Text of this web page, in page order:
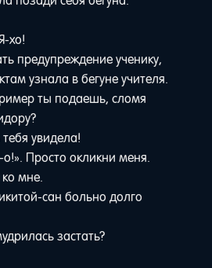
хо!
предупреждение ученику,
узнала в бегуне учителя.
ты подаешь, сломя
увидела!
Просто окликни меня.
мне.
сан больно долго
застать?